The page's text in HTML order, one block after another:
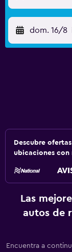
dom. 16/8
Descubre
ubicaciones con
Las
autos de
Encuentra a